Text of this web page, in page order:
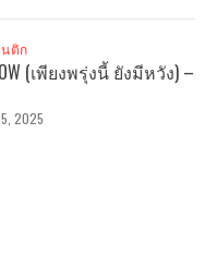
ติก
(เพียงพรุ่งนี้ ยังมีหวัง) –
2025